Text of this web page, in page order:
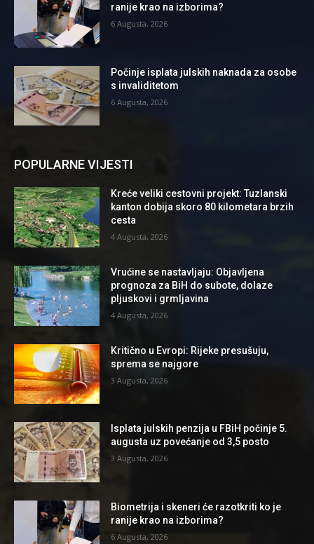
ranije krao na izborima?
6 Augusta, 2026
Počinje isplata julskih naknada za osobe
s invaliditetom
6 Augusta, 2026
POPULARNE VIJESTI
Kreće veliki cestovni projekt: Tuzlanski
kanton dobija skoro 80 kilometara brzih
cesta
4 Augusta, 2026
Vrućine se nastavljaju: Objavljena
prognoza za BiH do subote, dolaze
pljuskovi i grmljavina
4 Augusta, 2026
Kritično u Evropi: Rijeke presušuju,
sprema se najgore
3 Augusta, 2026
Isplata julskih penzija u FBiH počinje 5.
augusta uz povećanje od 3,5 posto
3 Augusta, 2026
Biometrija i skeneri će razotkriti ko je
ranije krao na izborima?
6 Augusta, 2026